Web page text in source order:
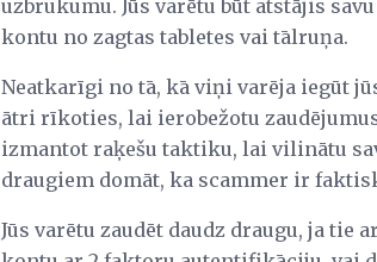
uzbrukumu. Jūs varētu būt atstājis
kontu no zagtas tabletes vai tālruņa.
Neatkarīgi no tā, kā viņi varēja iegūt
ātri rīkoties, lai ierobežotu
izmantot raķešu taktiku, lai vilinātu
draugiem domāt, ka scammer ir
Jūs varētu zaudēt daudz draugu, ja tie